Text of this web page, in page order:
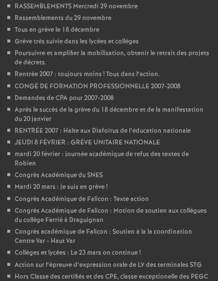
RASSEMBLEMENTS Mercredi 29 novembre
Rassemblements du 29 novembre
Tous en grève le 18 décembre
Grève très suivie dans les lycées et collèges
Poursuivre et amplifier la mobilisation, obtenir le retrait des projets
de décrets.
Rentrée 2007 : toujours moins ! Tous dans l’action.
CONGÉ DE FORMATION PROFESSIONNELLE 2007-2008
Demandes de CPA pour 2007-2008
Après le succès de la grève du 18 décembre et de la manifestation
du 20 janvier
RENTRÉE 2007 : Halte aux Diafoirus de l’éducation nationale
JEUDI 8 FÉVRIER : GRÈVE UNITAIRE NATIONALE
mardi 20 février : journée académique de refus des textes de
Robien
Congrès Académique du SNES
Mardi 20 mars : je suis en grève!
Congrès Académique de Falicon : Texte action
Congrès Académique de Falicon : Motion de soutien aux collègues
du collège Ferrié à Draguignan
Congrès académique de Falicon : Soutien à la la coordination
Centre Var - Haut Var
Collèges et lycées : Le 23 mars on continue!
Action sur l’épreuve d’expression orale de LV des terminales STG
Hors Classe des certifiés et des CPE, classe exceptionelle des PEGC